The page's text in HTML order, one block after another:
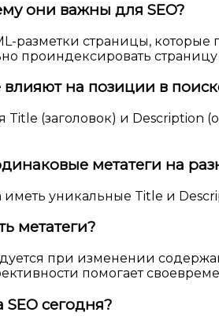
они важны для SEO?
разметки страницы,
проиндексировать
на позиции в
(заголовок) и Description
метатеги на
уникальные Title и
метатеги?
при изменении
помогает
сегодня?